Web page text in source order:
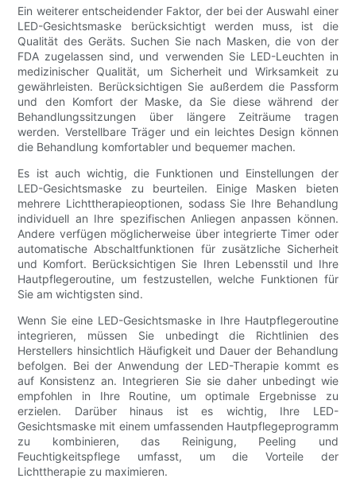
Ein weiterer entscheidender Faktor, der bei der Auswahl einer
LED-Gesichtsmaske berücksichtigt werden muss, ist die
Qualität des Geräts. Suchen Sie nach Masken, die von der
FDA zugelassen sind, und verwenden Sie LED-Leuchten in
medizinischer Qualität, um Sicherheit und Wirksamkeit zu
gewährleisten. Berücksichtigen Sie außerdem die Passform
und den Komfort der Maske, da Sie diese während der
Behandlungssitzungen über längere Zeiträume tragen
werden. Verstellbare Träger und ein leichtes Design können
die Behandlung komfortabler und bequemer machen.
Es ist auch wichtig, die Funktionen und Einstellungen der
LED-Gesichtsmaske zu beurteilen. Einige Masken bieten
mehrere Lichttherapieoptionen, sodass Sie Ihre Behandlung
individuell an Ihre spezifischen Anliegen anpassen können.
Andere verfügen möglicherweise über integrierte Timer oder
automatische Abschaltfunktionen für zusätzliche Sicherheit
und Komfort. Berücksichtigen Sie Ihren Lebensstil und Ihre
Hautpflegeroutine, um festzustellen, welche Funktionen für
Sie am wichtigsten sind.
Wenn Sie eine LED-Gesichtsmaske in Ihre Hautpflegeroutine
integrieren, müssen Sie unbedingt die Richtlinien des
Herstellers hinsichtlich Häufigkeit und Dauer der Behandlung
befolgen. Bei der Anwendung der LED-Therapie kommt es
auf Konsistenz an. Integrieren Sie sie daher unbedingt wie
empfohlen in Ihre Routine, um optimale Ergebnisse zu
erzielen. Darüber hinaus ist es wichtig, Ihre LED-
Gesichtsmaske mit einem umfassenden Hautpflegeprogramm
zu kombinieren, das Reinigung, Peeling und
Feuchtigkeitspflege umfasst, um die Vorteile der
Lichttherapie zu maximieren.